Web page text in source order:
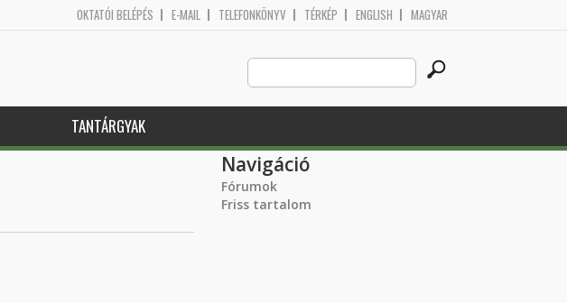
OKTATÓI BELÉPÉS E-MAIL TELEFONKÖNYV TÉRKÉP ENGLISH MAGYAR
Search
this
site
TANTÁRGYAK
Navigáció
Fórumok
Friss tartalom